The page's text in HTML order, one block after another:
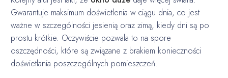
Gwarantuje maksimum doświetlenia w ciągu dnia, co jest
ważne w szczególności jesienią oraz zimą, kiedy dni są po
prostu krótkie. Oczywiście pozwala to na spore
oszczędności, które są związane z brakiem konieczności
doświetlania poszczególnych pomieszczeń.